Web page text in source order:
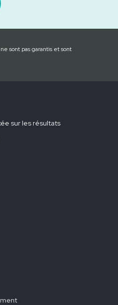
sont pas garantis et sont
sur les résultats